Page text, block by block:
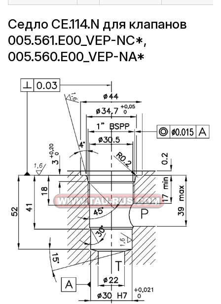
Седло CE.114.N для клапанов
005.561.E00_VEP-NC*,
005.560.E00_VEP-NA*